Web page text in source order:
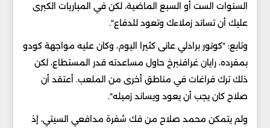
السنوات الست أو السبع الماضية، لكن في المباريات الكبرى
عليك أن تساند زملاءك وتعود للدفاع".
وتابع: "كونور برادلي عانى كثيرا اليوم، وكان عليه مواجهة كودو
بمفرده، رايان غرافنبرخ حاول مساعدته قدر المستطاع، لكن
ذلك ترك فراغات في مناطق أخرى من الملعب. أعتقد أن
صلاح كان يجب أن يعود ويساند زميله".
ولم يتمكن محمد صلاح من فك شفرة مدافعي السيتي، إذ